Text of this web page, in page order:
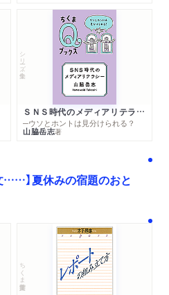
シリーズ・全集
ＳＮＳ時代のメディアリテラシー
─ウソとホントは見分けられる？
山脇岳志著
……】夏休みの宿題のおと
ちくま学芸文庫